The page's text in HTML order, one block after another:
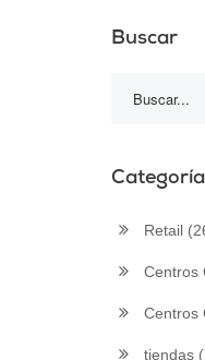
Buscar
Retail
Centros
Centros
tiendas